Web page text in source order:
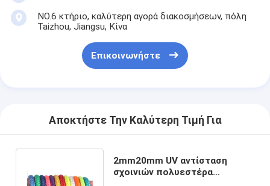
NO.6 κτήριο, καλύτερη αγορά διακοσμήσεων, πόλη
Taizhou, Jiangsu, Κίνα
Επικοινωνήστε
Αποκτήστε Την Καλύτερη Τιμή Για
2mm20mm UV αντίσταση
σχοινιών πολυεστέρα